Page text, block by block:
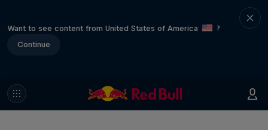
Want to see content from United States of America
?
Continue